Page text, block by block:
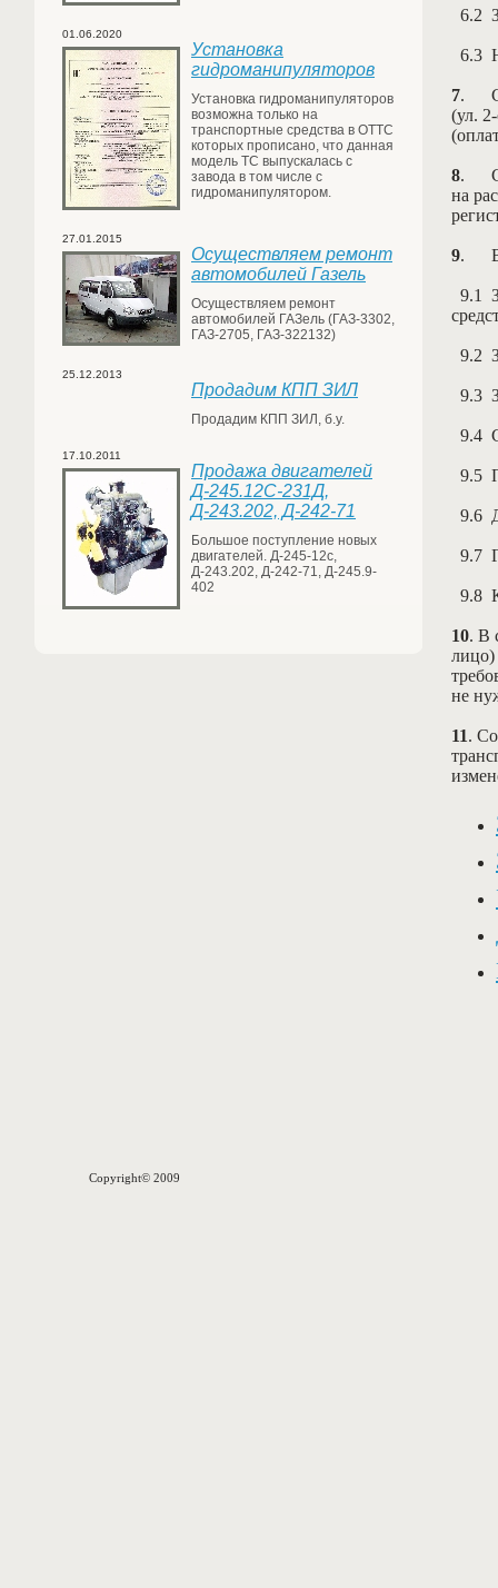
01.06.2020
Установка
гидроманипуляторов
Установка гидроманипуляторов
возможна только на
транспортные средства в ОТТС
которых прописано, что данная
модель ТС выпускалась с
завода в том числе с
гидроманипулятором.
27.01.2015
Осуществляем ремонт
автомобилей Газель
Осуществляем ремонт
автомобилей ГАЗель (ГАЗ-3302,
ГАЗ-2705, ГАЗ-322132)
25.12.2013
Продадим КПП ЗИЛ
Продадим КПП ЗИЛ, б.у.
17.10.2011
Продажа двигателей
Д-245.12С-231Д,
Д-243.202, Д-242-71
Большое поступление новых
двигателей. Д-245-12с,
Д-243.202, Д-242-71, Д-245.9-
402
6.2
6.3
7.
(ул.
8.
на
9.
9.1
9.2
9.3
9.4
9.5
9.6
9.7
9.8
10. В
лицо)
не
11.
Copyright© 2009